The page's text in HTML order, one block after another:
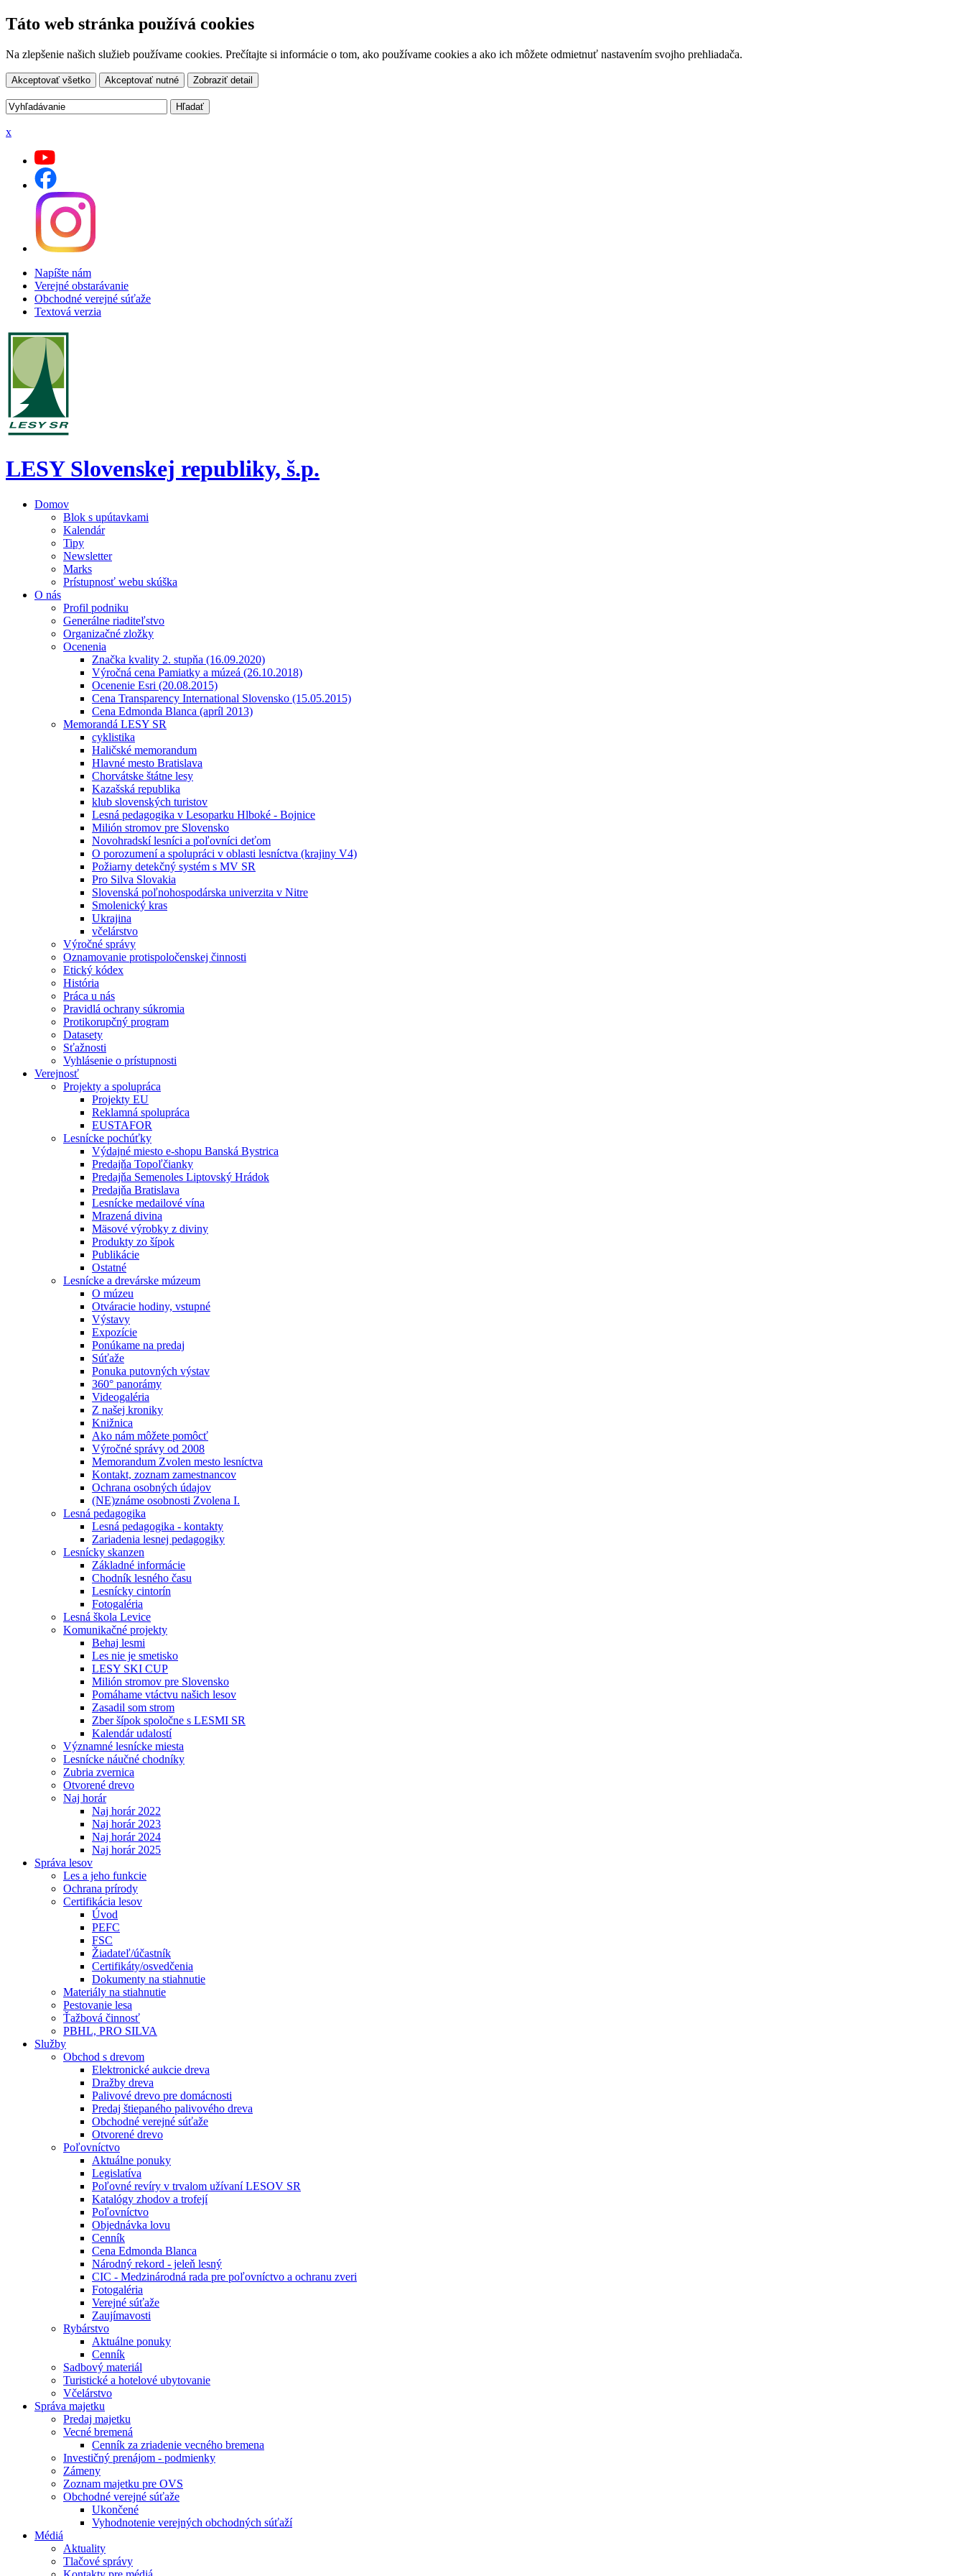
Táto web stránka používá cookies
Na zlepšenie našich služieb používame cookies. Prečítajte si informácie o tom, ako používame cookies a ako ich môžete odmietnuť nastavením svojho prehliadača.
Akceptovať všetko Akceptovať nutné Zobraziť detail
x
Napíšte nám
Verejné obstarávanie
Obchodné verejné súťaže
Textová verzia
LESY Slovenskej republiky, š.p.
Domov
Blok s upútavkami
Kalendár
Tipy
Newsletter
Marks
Prístupnosť webu skúška
O nás
Profil podniku
Generálne riaditeľstvo
Organizačné zložky
Ocenenia
Značka kvality 2. stupňa (16.09.2020)
Výročná cena Pamiatky a múzeá (26.10.2018)
Ocenenie Esri (20.08.2015)
Cena Transparency International Slovensko (15.05.2015)
Cena Edmonda Blanca (apríl 2013)
Memorandá LESY SR
cyklistika
Haličské memorandum
Hlavné mesto Bratislava
Chorvátske štátne lesy
Kazašská republika
klub slovenských turistov
Lesná pedagogika v Lesoparku Hlboké - Bojnice
Milión stromov pre Slovensko
Novohradskí lesníci a poľovníci deťom
O porozumení a spolupráci v oblasti lesníctva (krajiny V4)
Požiarny detekčný systém s MV SR
Pro Silva Slovakia
Slovenská poľnohospodárska univerzita v Nitre
Smolenický kras
Ukrajina
včelárstvo
Výročné správy
Oznamovanie protispoločenskej činnosti
Etický kódex
História
Práca u nás
Pravidlá ochrany súkromia
Protikorupčný program
Datasety
Sťažnosti
Vyhlásenie o prístupnosti
Verejnosť
Projekty a spolupráca
Projekty EU
Reklamná spolupráca
EUSTAFOR
Lesnícke pochúťky
Výdajné miesto e-shopu Banská Bystrica
Predajňa Topoľčianky
Predajňa Semenoles Liptovský Hrádok
Predajňa Bratislava
Lesnícke medailové vína
Mrazená divina
Mäsové výrobky z diviny
Produkty zo šípok
Publikácie
Ostatné
Lesnícke a drevárske múzeum
O múzeu
Otváracie hodiny, vstupné
Výstavy
Expozície
Ponúkame na predaj
Súťaže
Ponuka putovných výstav
360° panorámy
Videogaléria
Z našej kroniky
Knižnica
Ako nám môžete pomôcť
Výročné správy od 2008
Memorandum Zvolen mesto lesníctva
Kontakt, zoznam zamestnancov
Ochrana osobných údajov
(NE)známe osobnosti Zvolena I.
Lesná pedagogika
Lesná pedagogika - kontakty
Zariadenia lesnej pedagogiky
Lesnícky skanzen
Základné informácie
Chodník lesného času
Lesnícky cintorín
Fotogaléria
Lesná škola Levice
Komunikačné projekty
Behaj lesmi
Les nie je smetisko
LESY SKI CUP
Milión stromov pre Slovensko
Pomáhame vtáctvu našich lesov
Zasadil som strom
Zber šípok spoločne s LESMI SR
Kalendár udalostí
Významné lesnícke miesta
Lesnícke náučné chodníky
Zubria zvernica
Otvorené drevo
Naj horár
Naj horár 2022
Naj horár 2023
Naj horár 2024
Naj horár 2025
Správa lesov
Les a jeho funkcie
Ochrana prírody
Certifikácia lesov
Úvod
PEFC
FSC
Žiadateľ/účastník
Certifikáty/osvedčenia
Dokumenty na stiahnutie
Materiály na stiahnutie
Pestovanie lesa
Ťažbová činnosť
PBHL, PRO SILVA
Služby
Obchod s drevom
Elektronické aukcie dreva
Dražby dreva
Palivové drevo pre domácnosti
Predaj štiepaného palivového dreva
Obchodné verejné súťaže
Otvorené drevo
Poľovníctvo
Aktuálne ponuky
Legislatíva
Poľovné revíry v trvalom užívaní LESOV SR
Katalógy zhodov a trofejí
Poľovníctvo
Objednávka lovu
Cenník
Cena Edmonda Blanca
Národný rekord - jeleň lesný
CIC - Medzinárodná rada pre poľovníctvo a ochranu zveri
Fotogaléria
Verejné súťaže
Zaujímavosti
Rybárstvo
Aktuálne ponuky
Cenník
Sadbový materiál
Turistické a hotelové ubytovanie
Včelárstvo
Správa majetku
Predaj majetku
Vecné bremená
Cenník za zriadenie vecného bremena
Investičný prenájom - podmienky
Zámeny
Zoznam majetku pre OVS
Obchodné verejné súťaže
Ukončené
Vyhodnotenie verejných obchodných súťaží
Médiá
Aktuality
Tlačové správy